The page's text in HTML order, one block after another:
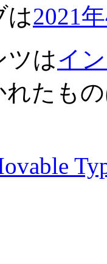
は2021
ツはイ
れたも